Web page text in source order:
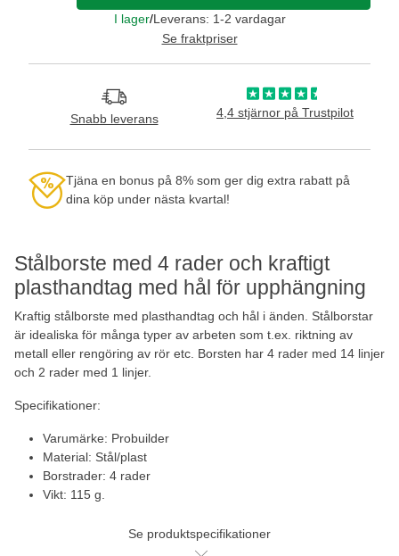
Stålborste med 4 rader och kraftigt
plasthandtag med hål för upphängning
Kraftig stålborste med plasthandtag och hål i änden. Stålborstar
är idealiska för många typer av arbeten som t.ex. riktning av
metall eller rengöring av rör etc. Borsten har 4 rader med 14 linjer
och 2 rader med 1 linjer.
Specifikationer:
Varumärke: Probuilder
Material: Stål/plast
Borstrader: 4 rader
Vikt: 115 g.
Se produktspecifikationer
I lager/Leverans: 1-2 vardagar
Se fraktpriser
Snabb leverans 4,4 stjärnor på Trustpilot
Tjäna en bonus på 8% som ger dig extra rabatt på
dina köp under nästa kvartal!